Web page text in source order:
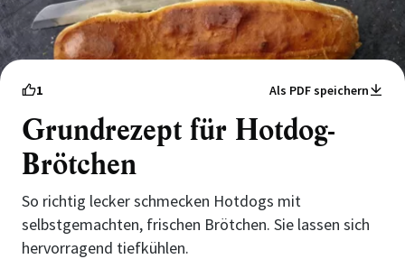
1 Als PDF speichern
Grundrezept für Hotdog-
Brötchen
So richtig lecker schmecken Hotdogs mit
selbstgemachten, frischen Brötchen. Sie lassen sich
hervorragend tiefkühlen.